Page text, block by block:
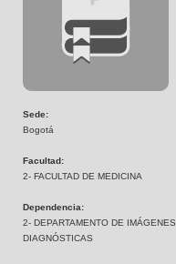
Sede:
Bogotá
Facultad:
2- FACULTAD DE MEDICINA
Dependencia:
2- DEPARTAMENTO DE IMÁGENES
DIAGNÓSTICAS